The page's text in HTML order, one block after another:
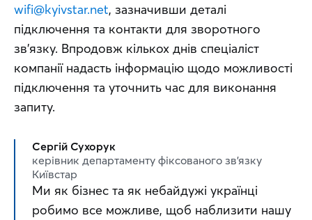
wifi@kyivstar.net, зазначивши деталі
підключення та контакти для зворотного
зв’язку. Впродовж кількох днів спеціаліст
компанії надасть інформацію щодо можливості
підключення та уточнить час для виконання
запиту.
Сергій Сухорук
керівник департаменту фіксованого зв’язку
Київстар
Ми як бізнес та як небайдужі українці
робимо все можливе, щоб наблизити нашу